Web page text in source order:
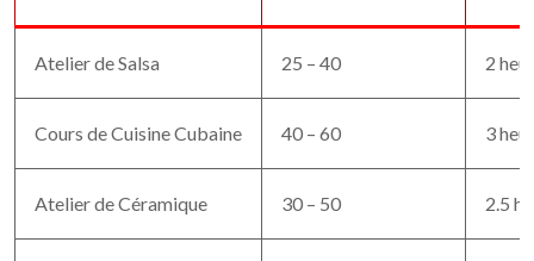
Atelier de Salsa 25 – 40 2
Cours de Cuisine Cubaine 40 – 60 3
Atelier de Céramique 30 – 50 2.5